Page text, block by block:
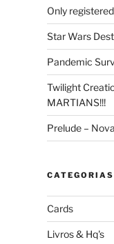
Only
Star Wars
Pandemic
Twilight
MARTIANS!!!
Prelude –
CATEGORIAS
Cards
Livros & Hq's